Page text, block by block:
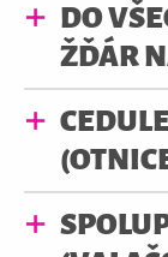
DO
ŽĎÁR